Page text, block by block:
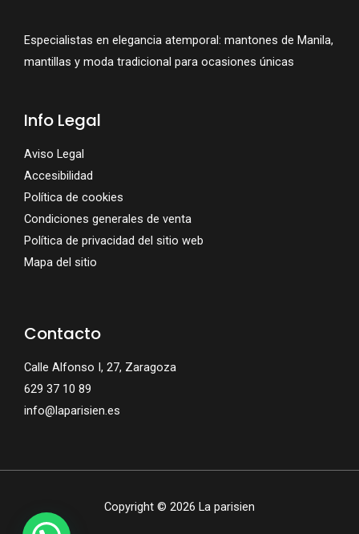
Especialistas en elegancia atemporal: mantones de Manila,
mantillas y moda tradicional para ocasiones únicas
Info Legal
Aviso Legal
Accesibilidad
Política de cookies
Condiciones generales de venta
Política de privacidad del sitio web
Mapa del sitio
Contacto
Calle Alfonso I, 27, Zaragoza
629 37 10 89
info@laparisien.es
Copyright © 2026 La parisien